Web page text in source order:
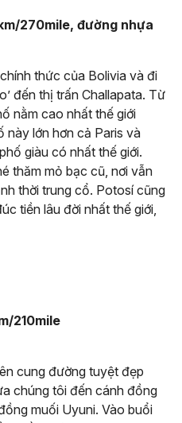
270mile, đường nhựa
thức của Bolivia và đi
đến thị trấn Challapata. Từ
nằm cao nhất thế giới
này lớn hơn cả Paris và
giàu có nhất thế giới.
thăm mỏ bạc cũ, nơi vẫn
thời trung cổ. Potosí cũng
tiền lâu đời nhất thế giới,
210mile
cung đường tuyệt đẹp
chúng tôi đến cánh đồng
muối Uyuni. Vào buổi